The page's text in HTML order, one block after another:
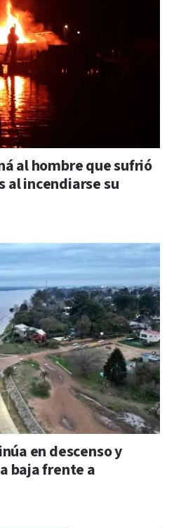
al hombre que sufrió
al incendiarse su
en descenso y
baja frente a